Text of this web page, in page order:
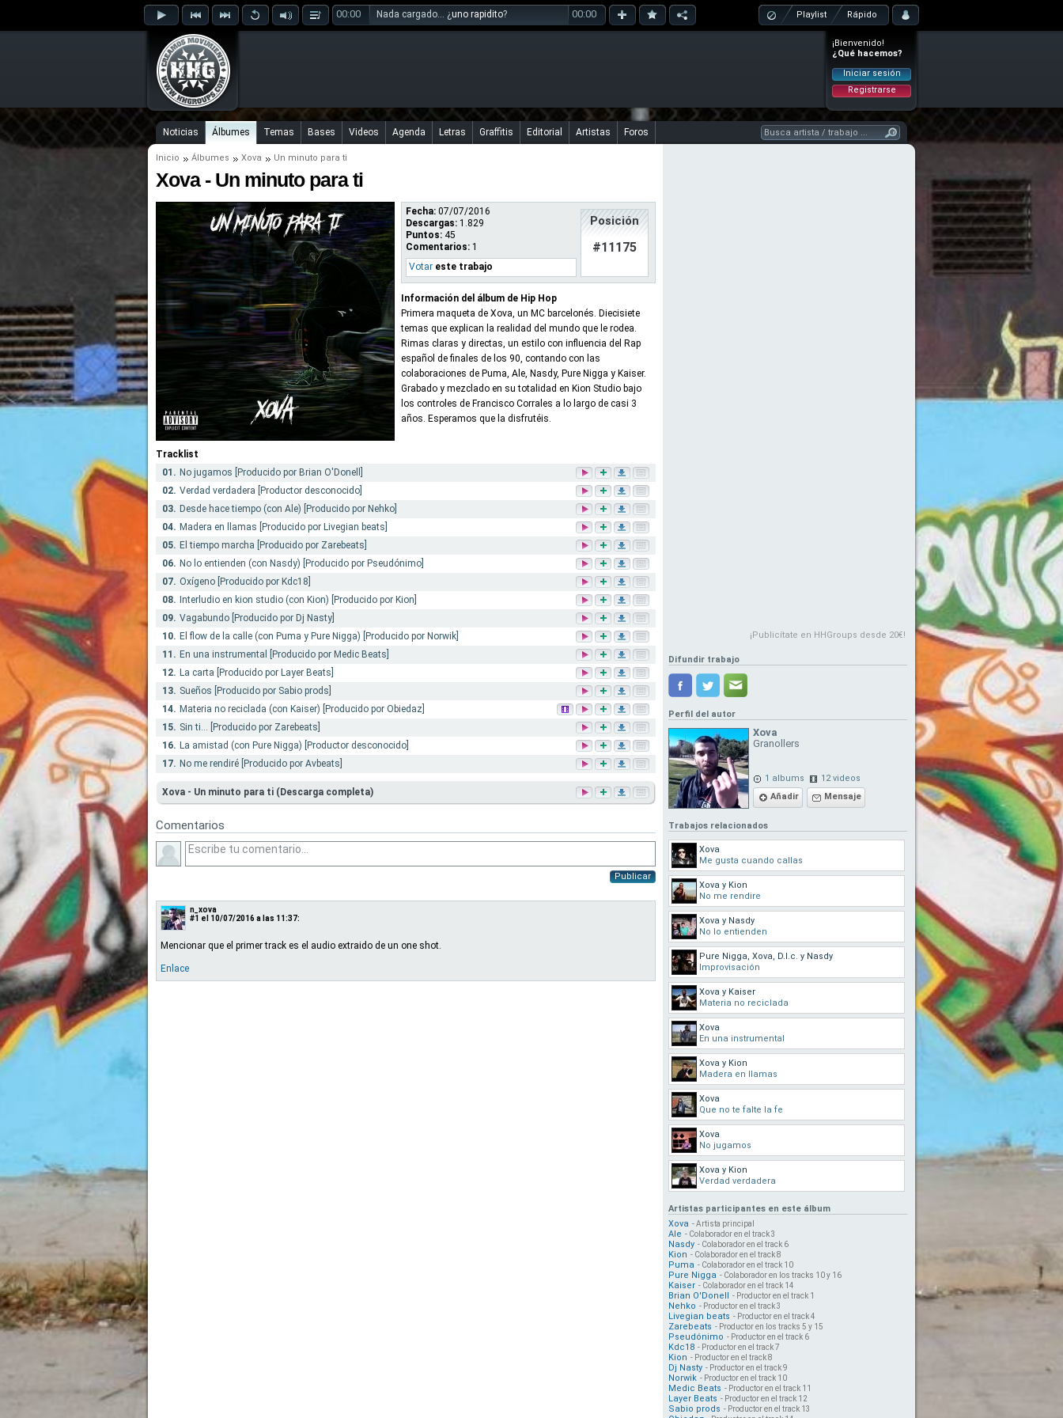
00:00 Nada cargado... ¿uno rapidito? 00:00 Playlist Rápido
¡Bienvenido!
¿Qué hacemos?
Iniciar sesión
Registrarse
Noticias Álbumes Temas Bases Videos Agenda Letras Graffitis Editorial Artistas Foros
Inicio Álbumes Xova Un minuto para ti
Xova - Un minuto para ti
Fecha: 07/07/2016
Descargas: 1.829
Puntos: 45
Comentarios: 1
Votar este trabajo
Posición
#11175
Información del álbum de Hip Hop
Primera maqueta de Xova, un MC barcelonés. Diecisiete
temas que explican la realidad del mundo que le rodea.
Rimas claras y directas, un estilo con influencia del Rap
español de finales de los 90, contando con las
colaboraciones de Puma, Ale, Nasdy, Pure Nigga y Kaiser.
Grabado y mezclado en su totalidad en Kion Studio bajo
los controles de Francisco Corrales a lo largo de casi 3
años. Esperamos que la disfrutéis.
Tracklist
01. No jugamos [Producido por Brian O'Donell]
02. Verdad verdadera [Productor desconocido]
03. Desde hace tiempo (con Ale) [Producido por Nehko]
04. Madera en llamas [Producido por Livegian beats]
05. El tiempo marcha [Producido por Zarebeats]
06. No lo entienden (con Nasdy) [Producido por Pseudónimo]
07. Oxígeno [Producido por Kdc18]
08. Interludio en kion studio (con Kion) [Producido por Kion]
09. Vagabundo [Producido por Dj Nasty]
10. El flow de la calle (con Puma y Pure Nigga) [Producido por Norwik]
11. En una instrumental [Producido por Medic Beats]
12. La carta [Producido por Layer Beats]
13. Sueños [Producido por Sabio prods]
14. Materia no reciclada (con Kaiser) [Producido por Obiedaz]
15. Sin ti... [Producido por Zarebeats]
16. La amistad (con Pure Nigga) [Productor desconocido]
17. No me rendiré [Producido por Avbeats]
Xova - Un minuto para ti (Descarga completa)
Comentarios
Publicar
n_xova
#1 el 10/07/2016 a las 11:37:
Mencionar que el primer track es el audio extraido de un one shot.
Enlace
¡Publicítate en HHGroups desde 20€!
Difundir trabajo
Perfil del autor
Xova
Granollers
1 albums
12 videos
Añadir
Mensaje
Trabajos relacionados
Xova
Me gusta cuando callas
Xova y Kion
No me rendire
Xova y Nasdy
No lo entienden
Pure Nigga, Xova, D.l.c. y Nasdy
Improvisación
Xova y Kaiser
Materia no reciclada
Xova
En una instrumental
Xova y Kion
Madera en llamas
Xova
Que no te falte la fe
Xova
No jugamos
Xova y Kion
Verdad verdadera
Artistas participantes en este álbum
Xova - Artista principal
Ale - Colaborador en el track 3
Nasdy - Colaborador en el track 6
Kion - Colaborador en el track 8
Puma - Colaborador en el track 10
Pure Nigga - Colaborador en los tracks 10 y 16
Kaiser - Colaborador en el track 14
Brian O'Donell - Productor en el track 1
Nehko - Productor en el track 3
Livegian beats - Productor en el track 4
Zarebeats - Productor en los tracks 5 y 15
Pseudónimo - Productor en el track 6
Kdc18 - Productor en el track 7
Kion - Productor en el track 8
Dj Nasty - Productor en el track 9
Norwik - Productor en el track 10
Medic Beats - Productor en el track 11
Layer Beats - Productor en el track 12
Sabio prods - Productor en el track 13